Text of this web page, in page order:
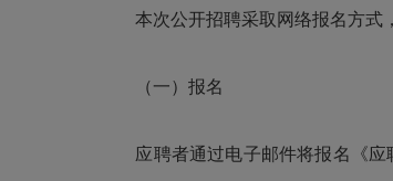
本次公开招聘采取网络报名方式
（一）报名
应聘者通过电子邮件将报名《